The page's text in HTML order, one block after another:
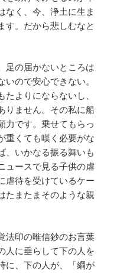
なく、今、浄土に生ま
す。だから悲しむなと
足の届かないところは
ので安心できない。
よりにならないし、
りません。その私に船
力です。乗せてもらっ
重くても嘆く必要がな
、いかなる振る舞いも
ュースで見る子供の虐
虐待を受けているケー
たまたまそのような親
法印の唯信鈔のお言葉
人に垂らして下の人を
に、下の人が、「綱が